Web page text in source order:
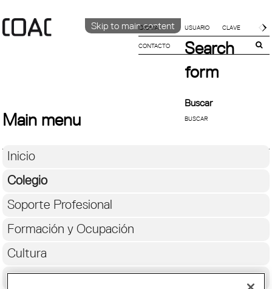
Skip to main content
IDIOMA
CATALÀ
CONTACTO
Search
form
Buscar
Main menu
Inicio
Colegio
Soporte Profesional
Formación y Ocupación
Cultura
Congreso Mundial de Arquitectos/as